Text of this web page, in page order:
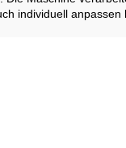
individuell anpassen